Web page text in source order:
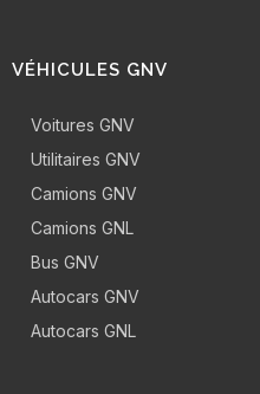
VÉHICULES GNV
Voitures GNV
Utilitaires GNV
Camions GNV
Camions GNL
Bus GNV
Autocars GNV
Autocars GNL